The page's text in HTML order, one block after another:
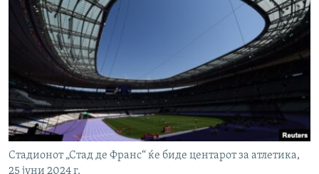
Стадионот „Стад де Франс“ ќе биде центарот за атлетика,
25 јуни 2024 г.